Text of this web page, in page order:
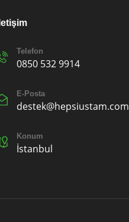
İletişim
Telefon
0850 532 9914
E-Posta
destek@hepsiustam.com
Konum
İstanbul